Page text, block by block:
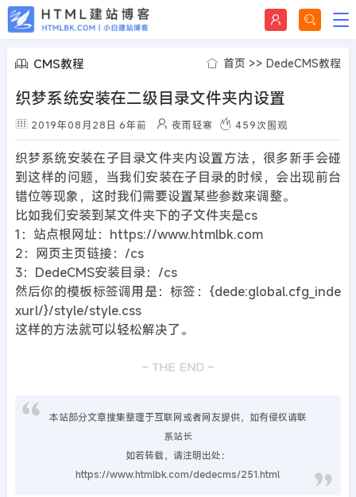
CMS教程 首页 >>DedeCMS教程
织梦系统安装在二级目录文件夹内设置
2019年08月28日 6年前 夜雨轻寒 459次围观
织梦系统安装在子目录文件夹内设置方法，很多新手会碰
到这样的问题，当我们安装在子目录的时候，会出现前台
错位等现象，这时我们需要设置某些参数来调整。
比如我们安装到某文件夹下的子文件夹是cs
1：站点根网址：https://www.htmlbk.com
2：网页主页链接：/cs
3：DedeCMS安装目录：/cs
然后你的模板标签调用是：标签：{dede:global.cfg_inde
xurl/}/style/style.css
这样的方法就可以轻松解决了。
本站部分文章搜集整理于互联网或者网友提供，如有侵权请联
系站长
如若转载，请注明出处：
https://www.htmlbk.com/dedecms/251.html